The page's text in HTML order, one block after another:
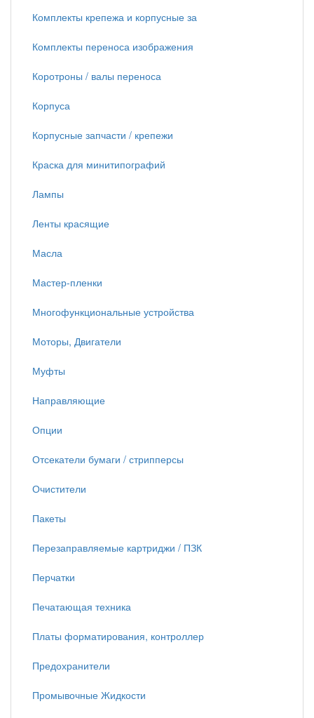
Комплекты крепежа и корпусные за
Комплекты переноса изображения
Коротроны / валы переноса
Корпуса
Корпусные запчасти / крепежи
Краска для минитипографий
Лампы
Ленты красящие
Масла
Мастер-пленки
Многофункциональные устройства
Моторы, Двигатели
Муфты
Направляющие
Опции
Отсекатели бумаги / стрипперсы
Очистители
Пакеты
Перезаправляемые картриджи / ПЗК
Перчатки
Печатающая техника
Платы форматирования, контроллер
Предохранители
Промывочные Жидкости